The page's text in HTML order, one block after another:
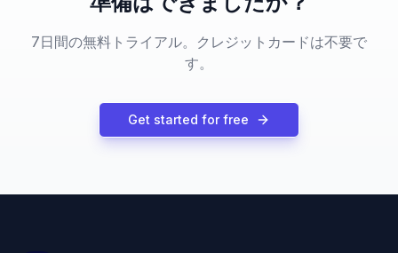
7日間の無料トライアル。クレジットカードは不要で
す。
Get started for free